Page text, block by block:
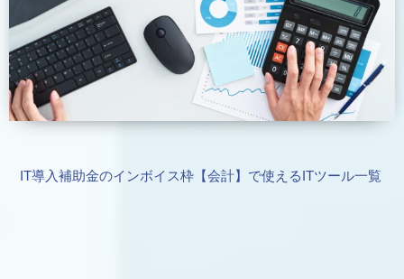
IT導入補助金のインボイス枠【会計】で使えるITツール一覧